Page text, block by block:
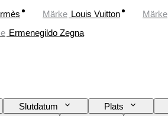
Märke Louis Vuitton Märke
Ermenegildo Zegna
Slutdatum Plats